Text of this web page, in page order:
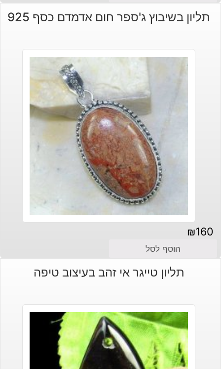
המקורי
היה:
הנוכחי
הוא:
תליון בשיבוץ ג'ספר חום אדמדם כסף 925
₪160
הוסף לסל
תליון טייגר אי זהב בעיצוב טיפה